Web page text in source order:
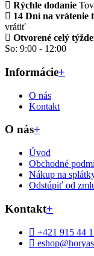
Rýchle dodanie
14 Dní na vrátenie
vrátiť
Otvorené celý
So: 9:00 - 12:00
Informácie+
O nás
Kontakt
O nás+
Úvod
Obchodné
Nákup na
Odstúpiť od
Kontakt+
+421 915 44